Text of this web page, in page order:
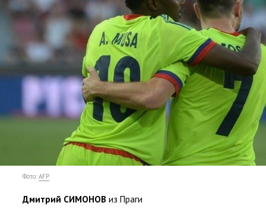
Фото: AFP
Дмитрий СИМОНОВ из Праги